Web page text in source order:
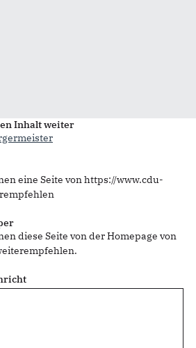
mit Komma getrennt eingeben.
Inhalt weiter
eine Seite von https://www.cdu-
diese Seite von der Homepage von